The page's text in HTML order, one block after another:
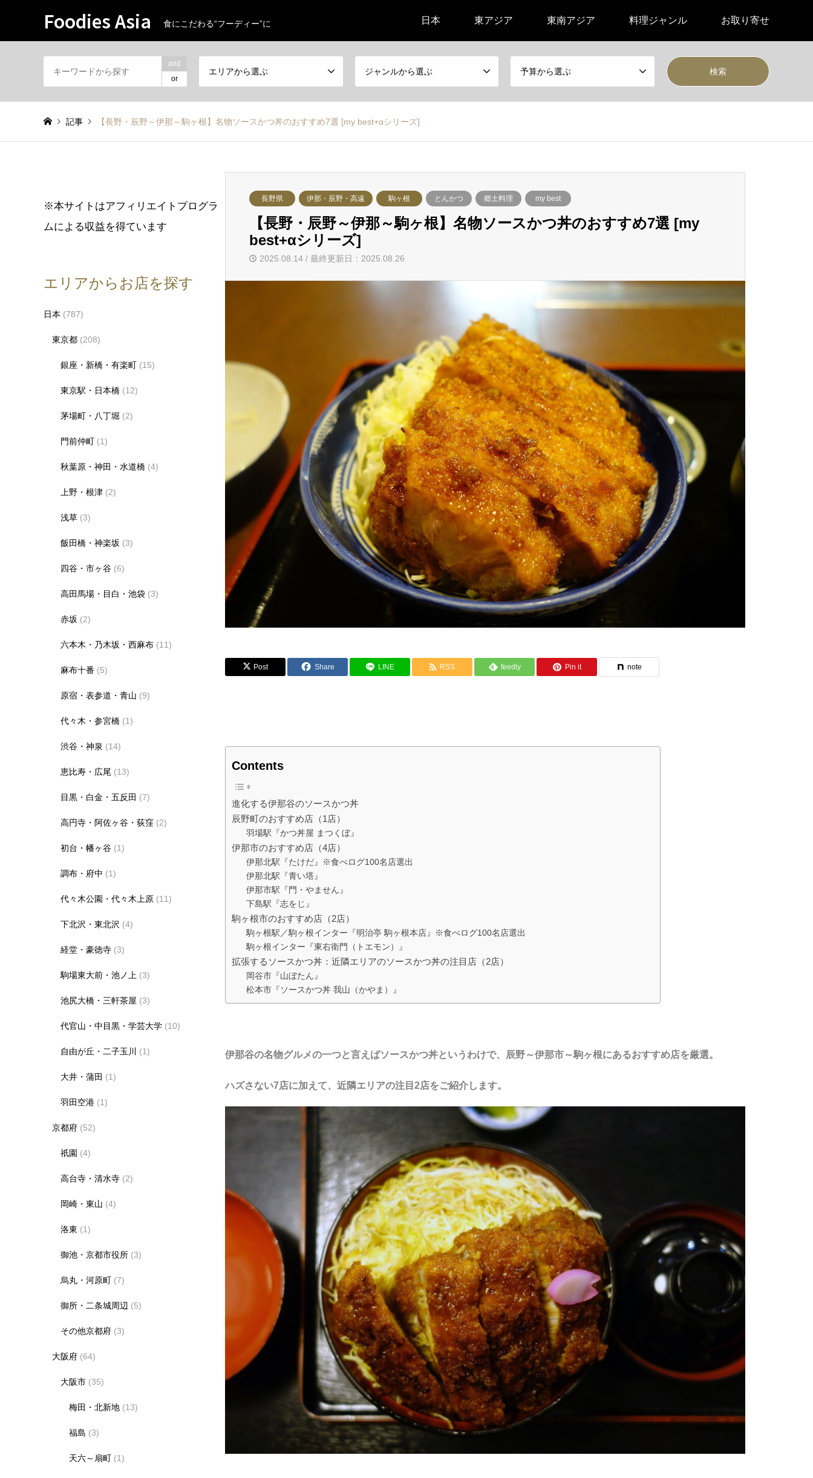
Foodies Asia 食にこだわる“フーディー”に 日本 東アジア 東南アジア 料理ジャンル お取り寄せ
and
or
エリアから選ぶ ジャンルから選ぶ 予算から選ぶ
記事 【長野・辰野～伊那～駒ヶ根】名物ソースかつ丼のおすすめ7選 [my best+αシリーズ]
長野県 伊那・辰野・高遠 駒ヶ根 とんかつ 郷土料理 my best
【長野・辰野～伊那～駒ヶ根】名物ソースかつ丼のおすすめ7選 [my
best+αシリーズ]
2025.08.14 / 最終更新日：2025.08.26
Post Share LINE RSS feedly Pin it note
Contents
進化する伊那谷のソースかつ丼
辰野町のおすすめ店（1店）
羽場駅『かつ丼屋 まつくぼ』
伊那市のおすすめ店（4店）
伊那北駅『たけだ』※食べログ100名店選出
伊那北駅『青い塔』
伊那市駅『門・やません』
下島駅『志をじ』
駒ヶ根市のおすすめ店（2店）
駒ヶ根駅／駒ヶ根インター『明治亭 駒ヶ根本店』※食べログ100名店選出
駒ヶ根インター『東右衛門（トエモン）』
拡張するソースかつ丼：近隣エリアのソースかつ丼の注目店（2店）
岡谷市『山ぼたん』
松本市『ソースかつ丼 我山（かやま）』
伊那谷の名物グルメの一つと言えばソースかつ丼というわけで、辰野～伊那市～駒ヶ根にあるおすすめ店を厳選。
ハズさない7店に加えて、近隣エリアの注目2店をご紹介します。
※本サイトはアフィリエイトプログラ
ムによる収益を得ています
エリアからお店を探す
日本 (787)
東京都 (208)
銀座・新橋・有楽町 (15)
東京駅・日本橋 (12)
茅場町・八丁堀 (2)
門前仲町 (1)
秋葉原・神田・水道橋 (4)
上野・根津 (2)
浅草 (3)
飯田橋・神楽坂 (3)
四谷・市ヶ谷 (6)
高田馬場・目白・池袋 (3)
赤坂 (2)
六本木・乃木坂・西麻布 (11)
麻布十番 (5)
原宿・表参道・青山 (9)
代々木・参宮橋 (1)
渋谷・神泉 (14)
恵比寿・広尾 (13)
目黒・白金・五反田 (7)
高円寺・阿佐ヶ谷・荻窪 (2)
初台・幡ヶ谷 (1)
調布・府中 (1)
代々木公園・代々木上原 (11)
下北沢・東北沢 (4)
経堂・豪徳寺 (3)
駒場東大前・池ノ上 (3)
池尻大橋・三軒茶屋 (3)
代官山・中目黒・学芸大学 (10)
自由が丘・二子玉川 (1)
大井・蒲田 (1)
羽田空港 (1)
京都府 (52)
祇園 (4)
高台寺・清水寺 (2)
岡崎・東山 (4)
洛東 (1)
御池・京都市役所 (3)
烏丸・河原町 (7)
御所・二条城周辺 (5)
その他京都府 (3)
大阪府 (64)
大阪市 (35)
梅田・北新地 (13)
福島 (3)
天六～扇町 (1)